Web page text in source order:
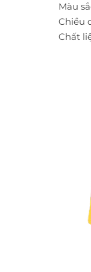
Màu
Chiều
Chất